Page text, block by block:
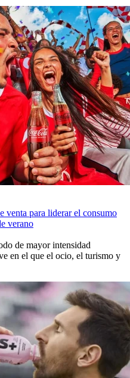
venta para liderar el consumo
verano
de mayor intensidad
en el que el ocio, el turismo y